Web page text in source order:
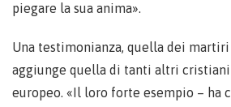
piegare la sua anima».
Una testimonianza, quella dei martiri
aggiunge quella di tanti altri cristiani
europeo. «Il loro forte esempio – ha